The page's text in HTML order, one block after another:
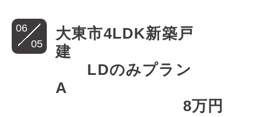
06
05
大東市4LDK新築戸
建
LDのみプラン
A
8万円